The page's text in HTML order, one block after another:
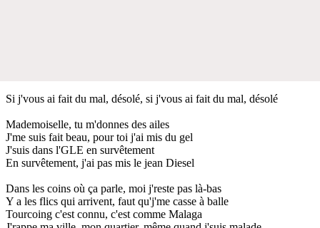
Si j'vous ai fait du mal, désolé, si j'vous ai fait du mal, désolé
Mademoiselle, tu m'donnes des ailes
J'me suis fait beau, pour toi j'ai mis du gel
J'suis dans l'GLE en survêtement
En survêtement, j'ai pas mis le jean Diesel
Dans les coins où ça parle, moi j'reste pas là-bas
Y a les flics qui arrivent, faut qu'j'me casse à balle
Tourcoing c'est connu, c'est comme Malaga